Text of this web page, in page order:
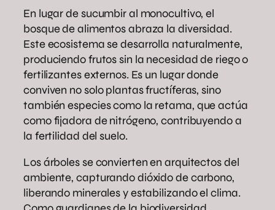
En lugar de sucumbir al monocultivo, el
bosque de alimentos abraza la diversidad.
Este ecosistema se desarrolla naturalmente,
produciendo frutos sin la necesidad de riego o
fertilizantes externos. Es un lugar donde
conviven no solo plantas fructíferas, sino
también especies como la retama, que actúa
como fijadora de nitrógeno, contribuyendo a
la fertilidad del suelo.
Los árboles se convierten en arquitectos del
ambiente, capturando dióxido de carbono,
liberando minerales y estabilizando el clima.